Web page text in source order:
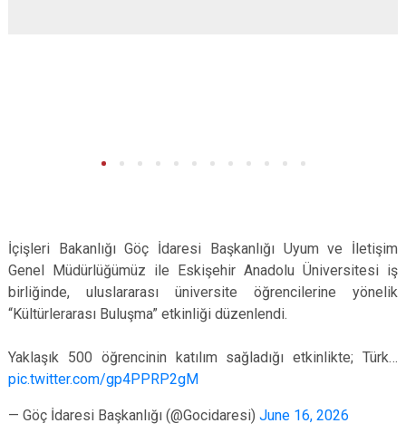
İçişleri Bakanlığı Göç İdaresi Başkanlığı Uyum ve İletişim
Genel Müdürlüğümüz ile Eskişehir Anadolu Üniversitesi iş
birliğinde, uluslararası üniversite öğrencilerine yönelik
“Kültürlerarası Buluşma” etkinliği düzenlendi.
Yaklaşık 500 öğrencinin katılım sağladığı etkinlikte; Türk…
pic.twitter.com/gp4PPRP2gM
— Göç İdaresi Başkanlığı (@Gocidaresi) June 16, 2026